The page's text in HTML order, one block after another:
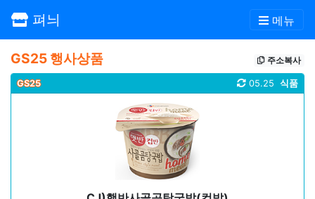
펴늬 메뉴
GS25 행사상품 주소복사
GS25 식품
05.25